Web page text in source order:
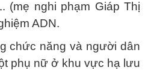
(mẹ nghi phạm Giáp Thị
ADN.
chức năng và người dân
phụ nữ ở khu vực hạ lưu